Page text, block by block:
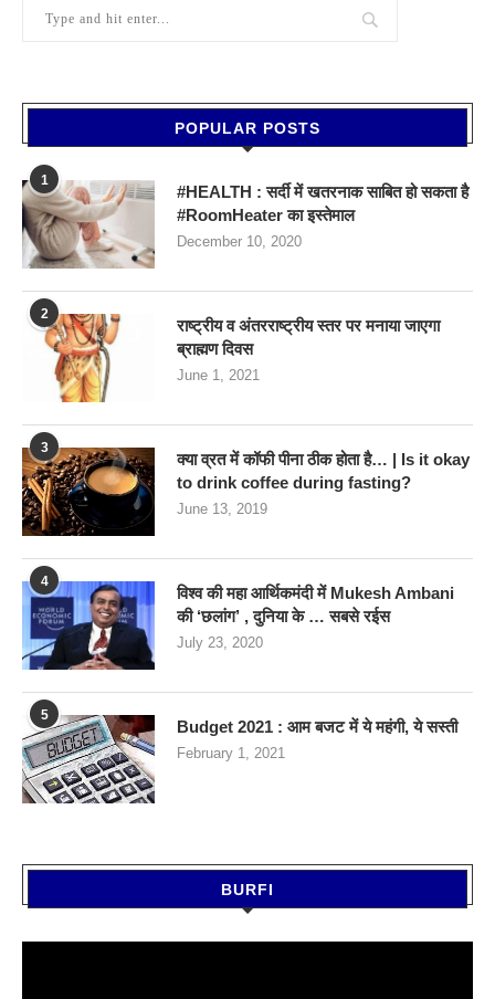
POPULAR POSTS
1
#HEALTH : सर्दी में खतरनाक साबित हो सकता है
#RoomHeater का इस्तेमाल
December 10, 2020
2
राष्ट्रीय व अंतरराष्ट्रीय स्तर पर मनाया जाएगा
ब्राह्मण दिवस
June 1, 2021
3
क्या व्रत में कॉफी पीना ठीक होता है… | Is it okay
to drink coffee during fasting?
June 13, 2019
4
विश्व की महा आर्थिकमंदी में Mukesh Ambani
की ‘छलांग’ , दुनिया के … सबसे रईस
July 23, 2020
5
Budget 2021 : आम बजट में ये महंगी, ये सस्‍ती
February 1, 2021
BURFI